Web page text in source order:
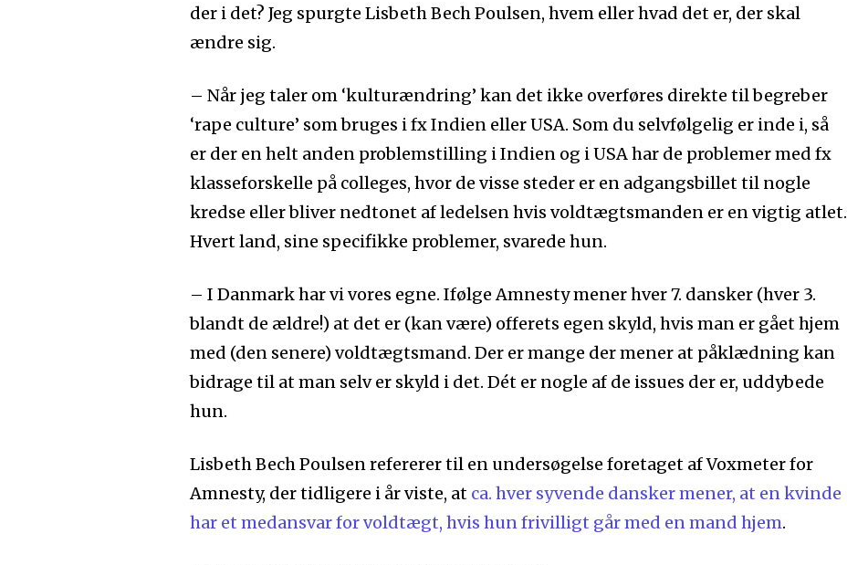
der i det? Jeg spurgte Lisbeth Bech Poulsen, hvem eller hvad det er, der skal
ændre sig.
– Når jeg taler om ‘kulturændring’ kan det ikke overføres direkte til begreber
‘rape culture’ som bruges i fx Indien eller USA. Som du selvfølgelig er inde i, så
er der en helt anden problemstilling i Indien og i USA har de problemer med fx
klasseforskelle på colleges, hvor de visse steder er en adgangsbillet til nogle
kredse eller bliver nedtonet af ledelsen hvis voldtægtsmanden er en vigtig atlet.
Hvert land, sine specifikke problemer, svarede hun.
– I Danmark har vi vores egne. Ifølge Amnesty mener hver 7. dansker (hver 3.
blandt de ældre!) at det er (kan være) offerets egen skyld, hvis man er gået hjem
med (den senere) voldtægtsmand. Der er mange der mener at påklædning kan
bidrage til at man selv er skyld i det. Dét er nogle af de issues der er, uddybede
hun.
Lisbeth Bech Poulsen refererer til en undersøgelse foretaget af Voxmeter for
Amnesty, der tidligere i år viste, at ca. hver syvende dansker mener, at en kvinde
har et medansvar for voldtægt, hvis hun frivilligt går med en mand hjem.